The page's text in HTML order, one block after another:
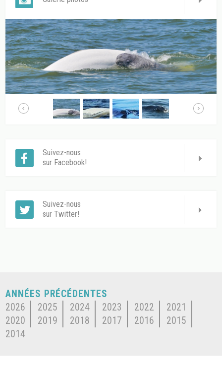
Suivez-nous
sur Facebook!
Suivez-nous
sur Twitter!
ANNÉES PRÉCÉDENTES
2026
2025 2024 2023 2022
2021
2020
2019 2018 2017 2016
2015
2014